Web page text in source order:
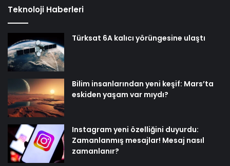
Teknoloji Haberleri
Türksat 6A kalıcı yörüngesine ulaştı
Bilim insanlarından yeni keşif: Mars’ta
eskiden yaşam var mıydı?
Instagram yeni özelliğini duyurdu:
Zamanlanmış mesajlar! Mesaj nasıl
zamanlanır?